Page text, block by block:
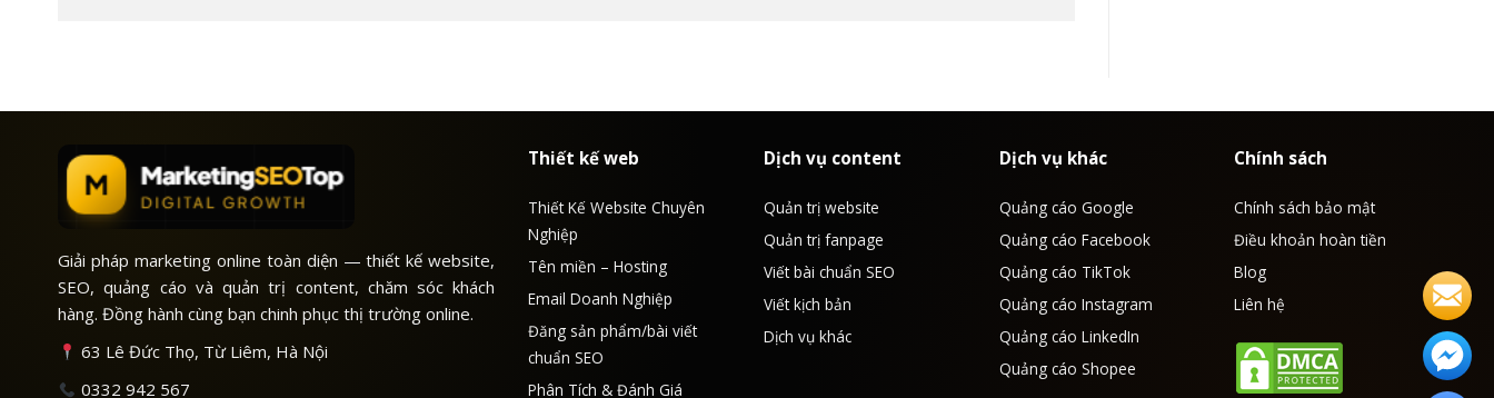
Giải pháp marketing online toàn diện — thiết kế website,
SEO, quảng cáo và quản trị content, chăm sóc khách
hàng. Đồng hành cùng bạn chinh phục thị trường online.
63 Lê Đức Thọ, Từ Liêm, Hà Nội
0332 942 567
Thiết kế web
Thiết Kế Website Chuyên
Nghiệp
Tên miền – Hosting
Email Doanh Nghiệp
Đăng sản phẩm/bài viết
chuẩn SEO
Phân Tích & Đánh Giá
Dịch vụ content
Quản trị website
Quản trị fanpage
Viết bài chuẩn SEO
Viết kịch bản
Dịch vụ khác
Dịch vụ khác
Quảng cáo Google
Quảng cáo Facebook
Quảng cáo TikTok
Quảng cáo Instagram
Quảng cáo LinkedIn
Quảng cáo Shopee
Chính sách
Chính sách bảo mật
Điều khoản hoàn tiền
Blog
Liên hệ